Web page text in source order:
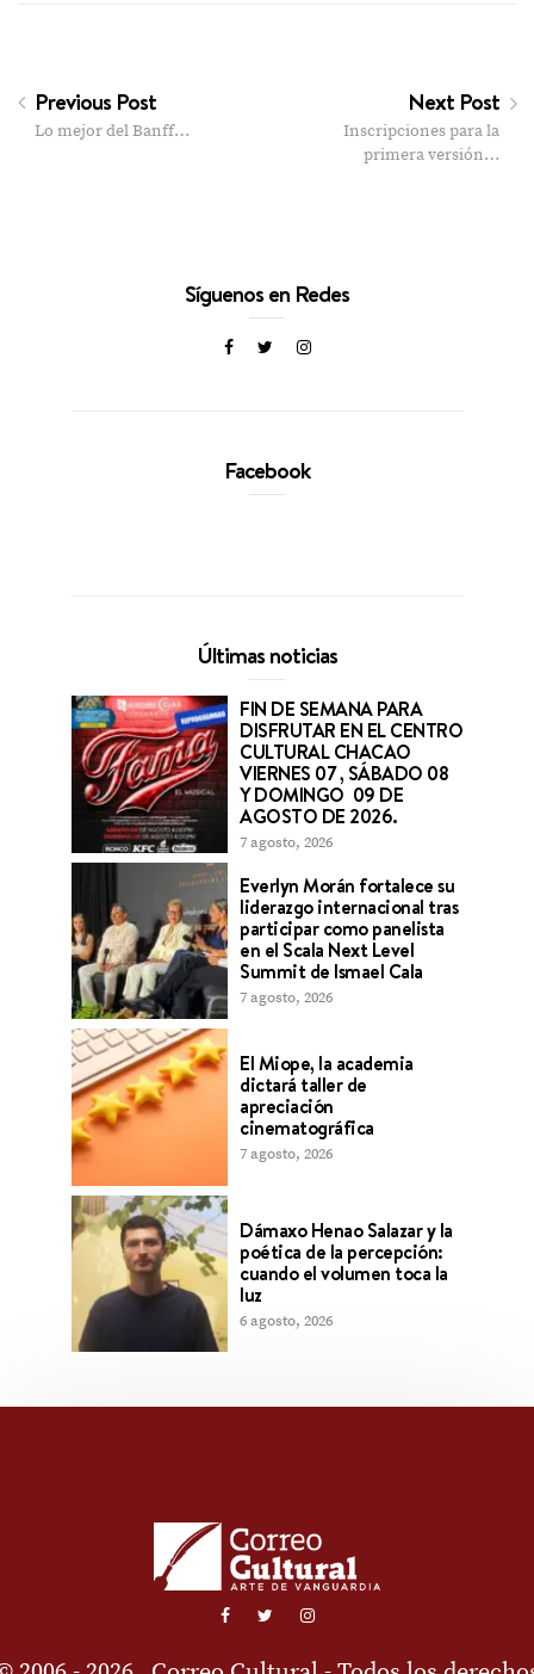
Previous Post
Lo mejor del Banff…
Next Post
Inscripciones para la
primera versión…
Síguenos en Redes
Facebook
Últimas noticias
FIN DE SEMANA PARA
DISFRUTAR EN EL CENTRO
CULTURAL CHACAO
VIERNES 07 , SÁBADO 08
Y DOMINGO 09 DE
AGOSTO DE 2026.
7 agosto, 2026
Everlyn Morán fortalece su
liderazgo internacional tras
participar como panelista
en el Scala Next Level
Summit de Ismael Cala
7 agosto, 2026
El Miope, la academia
dictará taller de
apreciación
cinematográfica
7 agosto, 2026
Dámaxo Henao Salazar y la
poética de la percepción:
cuando el volumen toca la
luz
6 agosto, 2026